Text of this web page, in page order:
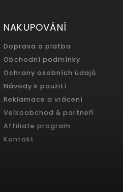
NAKUPOVÁNÍ
Doprava a platba
Obchodní podmínky
Ochrany osobních údajů
Návody k použití
Reklamace a vrácení
Velkoobchod & partneři
Affiliate program
Kontakt